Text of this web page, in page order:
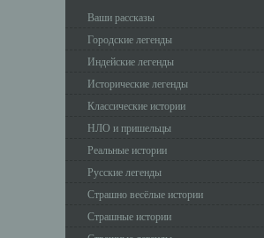
Ваши рассказы
Городские легенды
Индейские легенды
Исторические легенды
Классические истории
НЛО и пришельцы
Реальные истории
Русские легенды
Страшно весёлые истории
Страшные истории